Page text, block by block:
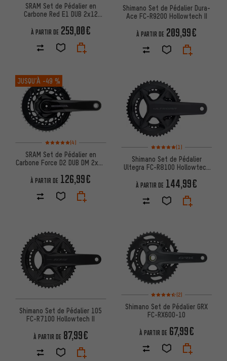
SRAM Set de Pédalier en
Carbone Red E1 DUB 2x12
À PARTIR DE 259,00€
Shimano Set de Pédalier Dura-
Ace FC-R9200 Hollowtech II
À PARTIR DE 209,99€
JUSQU’À -49 %
Note moyenne : 5 sur 5 d'après 4 avis
(4)
SRAM Set de Pédalier en
Carbone Force D2 DUB DM 2x12
À PARTIR DE 126,99€
Note moyenne : 5 sur 5
(1)
Shimano Set de Pédalier
Ultegra FC-R8100 Hollowtech
À PARTIR DE 144,99€
Shimano Set de Pédalier 105
FC-R7100 Hollowtech II
À PARTIR DE 87,99€
Note moyenne : 4,5 sur 5
(2)
Shimano Set de Pédalier GRX
FC-RX600-10
À PARTIR DE 67,99€